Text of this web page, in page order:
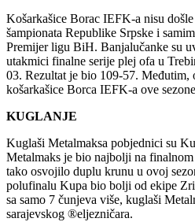
Košarkašice Borac IEFK-a nisu
šampionata Republike Srpske i
Premijer ligu BiH. Banjalučanke su
utakmici finalne serije plej ofa u
03. Rezultat je bio 109-57. Međutim,
košarkašice Borca IEFK-a ove
KUGLANJE
Kuglaši Metalmaksa pobjednici su
Metalmaks je bio najbolji na
tako osvojilo duplu krunu u ovoj
polufinalu Kupa bio bolji od ekipe
sa samo 7 čunjeva više, kuglaši
sarajevskog ®eljezničara.